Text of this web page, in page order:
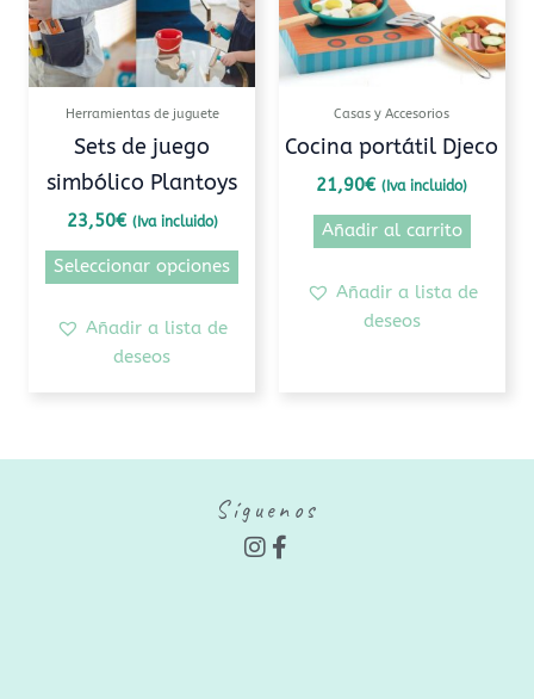
Herramientas de juguete
Sets de juego
simbólico Plantoys
23,50€ (Iva incluido)
Seleccionar opciones
Las
opciones
se
Añadir a lista de
deseos
Casas y Accesorios
Cocina portátil Djeco
21,90€ (Iva incluido)
Añadir al carrito
Añadir a lista de
deseos
Síguenos
I
n
F
a